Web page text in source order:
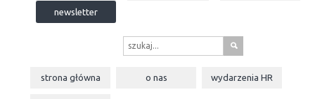
newsletter
s
strona główna o nas wydarzeniaHR